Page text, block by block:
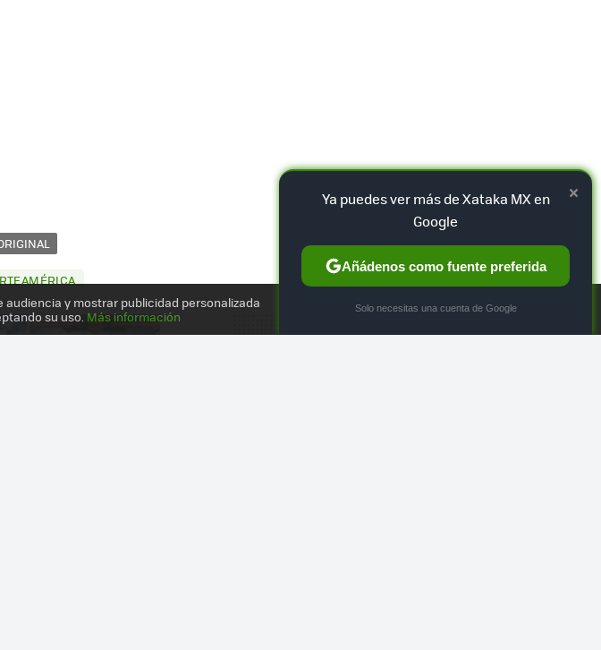
y mostrar publicidad personalizada
su uso. Más información
×
Ya puedes ver más de Xataka MX en
Google
Añádenos como fuente preferida
Solo necesitas una cuenta de Google